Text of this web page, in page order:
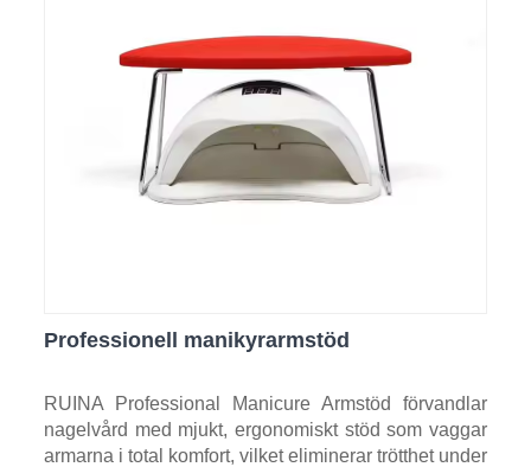
Professionell manikyrarmstöd
RUINA Professional Manicure Armstöd förvandlar
nagelvård med mjukt, ergonomiskt stöd som vaggar
armarna i total komfort, vilket eliminerar trötthet under